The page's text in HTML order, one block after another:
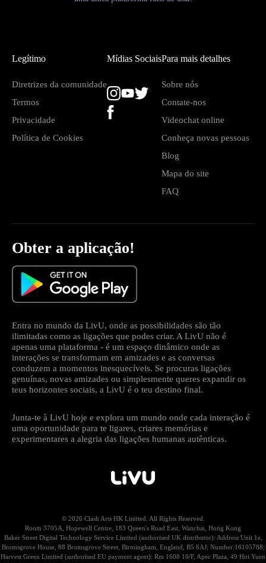
Legítimo
Diretrizes da comunidade
Termos
Privacidade
Política de Cookies
Mídias SociaisPara mais detalhes
Sobre nós
Contate-nos
Videochat online
Conheça novas pessoas
Blog
Mapa do site
FAQ
Obter a aplicação!
Entra no mundo da LivU, onde as possibilidades são tão
ilimitadas como as ligações que podes criar. A LivU não é
apenas uma plataforma - é um espaço dinâmico onde as
interações se transformam em amizades e as conversas
conduzem a momentos inesquecíveis. Se procuras ligações
genuínas, novas amizades ou simplesmente queres expandir os
teus horizontes sociais, a LivU é o teu destino final.
Junta-te à LivU hoje e explora um mundo onde cada interação é
uma oportunidade para te ligares, criares memórias e
experimentares a alegria das ligações humanas autênticas.
© 2026 Clash Arts HK Limited. All Rights Reserved.
Room 3705A, Hopewell Centre, 183 Queen's Road East, Wanchai, Hong Kong
Baker Street Digital Technology Service Limited (authorised UK distributor): Address Unit 1e,
Bromsgrove House, 88 Bromsgrove Street, Birmingham, England, B5 6AJ; Number:16105788;
Harvest Green Limited (authorised EU payment agent): Rm 1608 16/F, Apec Plaza, 49 Hoi Yuen